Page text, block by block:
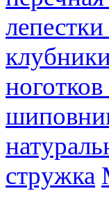
стружка